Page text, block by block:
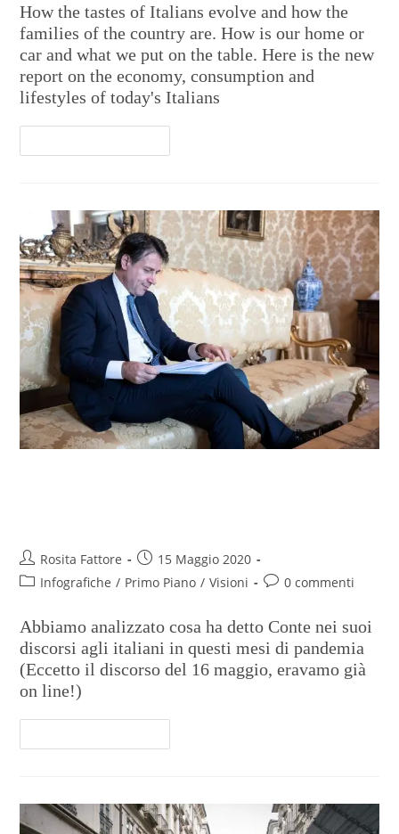
How the tastes of Italians evolve and how the
families of the country are. How is our home or
car and what we put on the table. Here is the new
report on the economy, consumption and
lifestyles of today's Italians
Rosita Fattore
15 Maggio 2020
Infografiche / Primo Piano / Visioni 0 commenti
Abbiamo analizzato cosa ha detto Conte nei suoi
discorsi agli italiani in questi mesi di pandemia
(Eccetto il discorso del 16 maggio, eravamo già
on line!)